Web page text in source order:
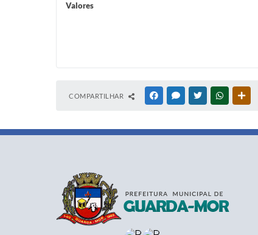
Valores
COMPARTILHAR FACEBOOKMESSENGER
TWITTERWHATSAPP